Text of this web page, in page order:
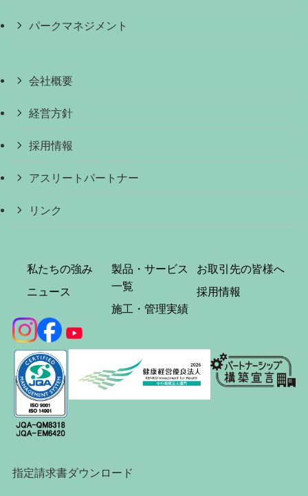
パークマネジメント
会社概要
経営方針
採用情報
アスリートパートナー
リンク
私たちの強み
ニュース
製品・サービス
一覧
施工・管理実績
お取引先の皆様へ
採用情報
指定請求書ダウンロード